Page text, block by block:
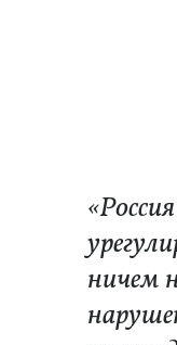
ничем